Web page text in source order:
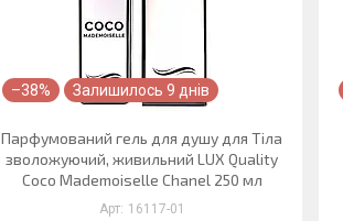
–38% Залишилось 9 днів
Парфумований гель для душу для Тіла
зволожуючий, живильний LUX Quality
Coco Mademoiselle Chanel 250 мл
16117-01